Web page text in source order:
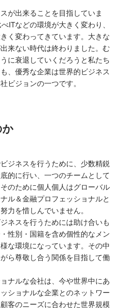
が出来ることを目指していま
ITなどの環境が大きく変わり、
く変わってきています。大きな
来ない時代は終わりました。む
に衰退していくだろうと私たち
、優秀な企業は世界的ビジネス
ビジョンの一つです。
ジネスを行うために、少数精鋭
的に行い、一つのチームとして
のために個人個人はグローバル
ル＆金融プロフェッショナルと
力を惜しんでいません。
ネスを行うためには助け合いも
性別・国籍を含め個性的なメン
な環境になっています。その中
ら尊敬し合う関係を目指して働
ナルな会社は、今や世界中にあ
ショナルな企業とのネットワー
客のニーズに合わせた世界規模